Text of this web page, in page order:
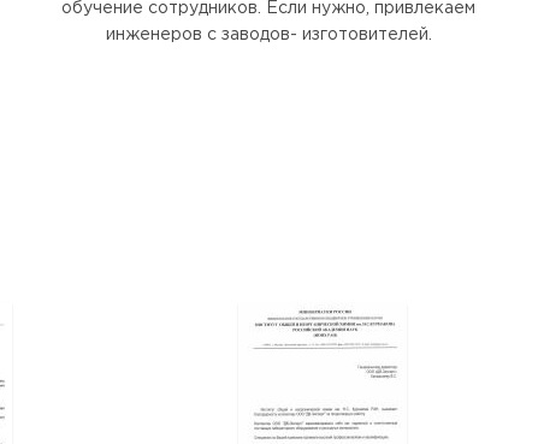
обучение сотрудников. Если нужно, привлекаем
инженеров с заводов- изготовителей.